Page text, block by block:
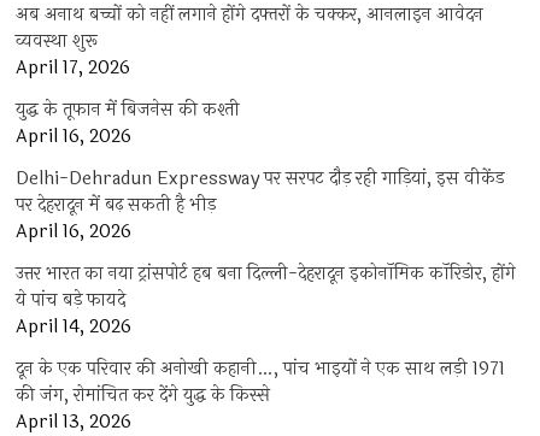
अब अनाथ बच्चों को नहीं लगाने होंगे दफ्तरों के चक्कर, आनलाइन आवेदन
व्यवस्था शुरू
April 17, 2026
युद्ध के तूफान में बिजनेस की कश्ती
April 16, 2026
Delhi-Dehradun Expressway पर सरपट दौड़ रही गाड़ियां, इस वीकेंड
पर देहरादून में बढ़ सकती है भीड़
April 16, 2026
उत्तर भारत का नया ट्रांसपोर्ट हब बना दिल्ली-देहरादून इकोनॉमिक कॉरिडोर, होंगे
ये पांच बड़े फायदे
April 14, 2026
दून के एक परिवार की अनोखी कहानी…, पांच भाइयों ने एक साथ लड़ी 1971
की जंग, रोमांचित कर देंगे युद्ध के किस्से
April 13, 2026